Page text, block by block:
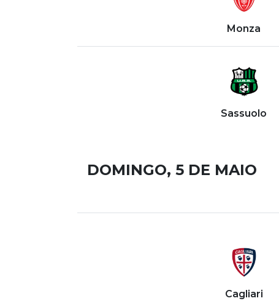
Monza
Sassuolo
DOMINGO, 5 DE MAIO
Cagliari